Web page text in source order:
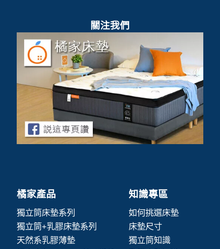
關注我們
橘家產品
獨立筒床墊系列
獨立筒+乳膠床墊系列
天然系乳膠薄墊
知識專區
如何挑選床墊
床墊尺寸
獨立筒知識